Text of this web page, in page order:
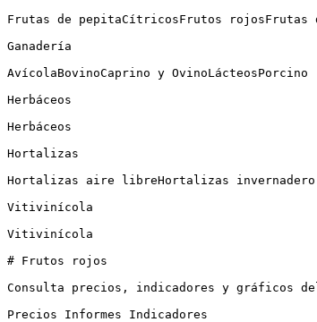
Frutas de pepitaCítricosFrutos rojosFrutas
Ganadería
AvícolaBovinoCaprino y OvinoLácteosPorcino
Herbáceos
Herbáceos
Hortalizas
Hortalizas aire libreHortalizas invernadero
Vitivinícola
Vitivinícola
# Frutos rojos
Consulta precios, indicadores y gráficos
Precios Informes Indicadores